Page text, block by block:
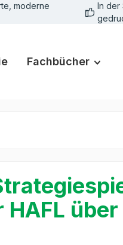
moderne
In der
Fachbücher
über